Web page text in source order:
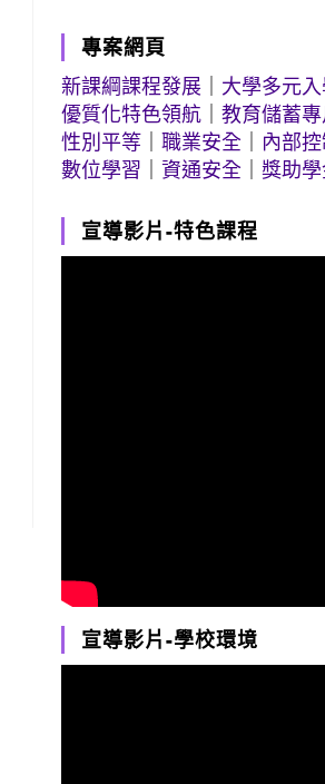
專案網頁
新課綱課程發展
大學多元
優質化特色領航 ｜教育儲蓄專
性別平等 ｜職業安全
內部
數位學習 ｜資通安全 ｜獎助
宣導影片-特色課程
宣導影片-學校環境